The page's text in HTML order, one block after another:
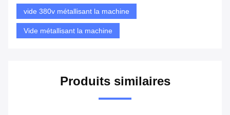
vide 380v métallisant la machine
Vide métallisant la machine
Produits similaires